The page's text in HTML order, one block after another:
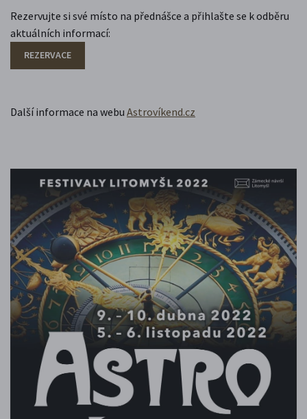
Rezervujte si své místo na přednášce a přihlašte se k odběru
aktuálních informací:
REZERVACE
Další informace na webu Astrovíkend.cz